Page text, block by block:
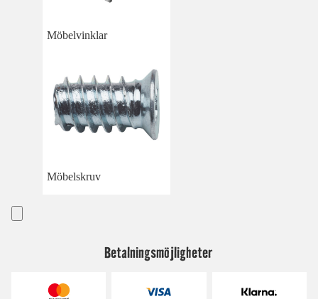
Möbelvinklar
Möbelskruv
Betalningsmöjligheter